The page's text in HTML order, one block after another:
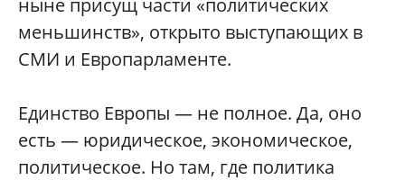
ныне присущ части «политических
меньшинств», открыто выступающих в
СМИ и Европарламенте.
Единство Европы — не полное. Да, оно
есть — юридическое, экономическое,
политическое. Но там, где политика